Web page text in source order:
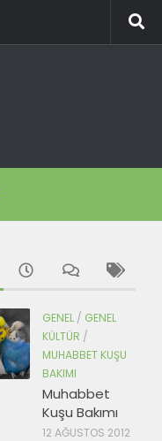
GENEL / GENEL
KÜLTÜR /
MUHABBET KUŞU
BAKIMI
Muhabbet
Kuşu Bakımı
12 AĞUSTOS 2012